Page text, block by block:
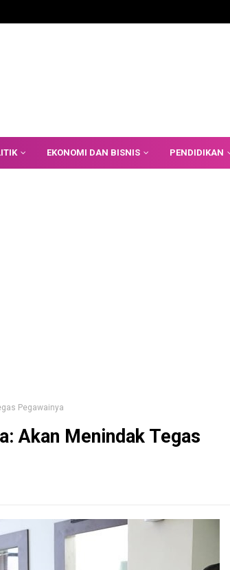
EKONOMI DAN BISNIS PENDIDIKAN
Pegawainya
Akan Menindak Tegas